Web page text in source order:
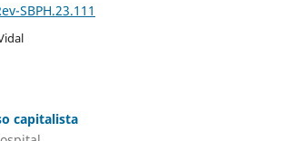
SBPH.23.111
capitalista